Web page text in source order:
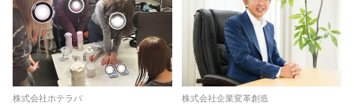
株式会社ホテラバ 株式会社企業変革創造